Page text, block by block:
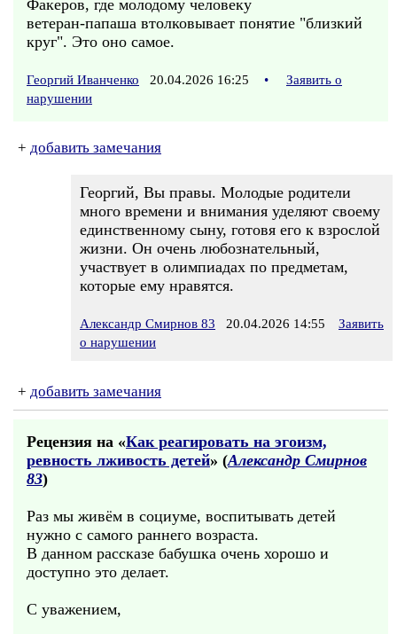
Факеров, где молодому человеку
ветеран-папаша втолковывает понятие "близкий
круг". Это оно самое.
Георгий Иванченко 20.04.2026 16:25 •
Заявить о
нарушении
+ добавить замечания
Георгий, Вы правы. Молодые родители
много времени и внимания уделяют своему
единственному сыну, готовя его к взрослой
жизни. Он очень любознательный,
участвует в олимпиадах по предметам,
которые ему нравятся.
Александр Смирнов 83 20.04.2026 14:55
Заявить
о нарушении
+ добавить замечания
Рецензия на «Как реагировать на эгоизм,
ревность лживость детей» (Александр Смирнов
83)
Раз мы живём в социуме, воспитывать детей
нужно с самого раннего возраста.
В данном рассказе бабушка очень хорошо и
доступно это делает.
С уважением,